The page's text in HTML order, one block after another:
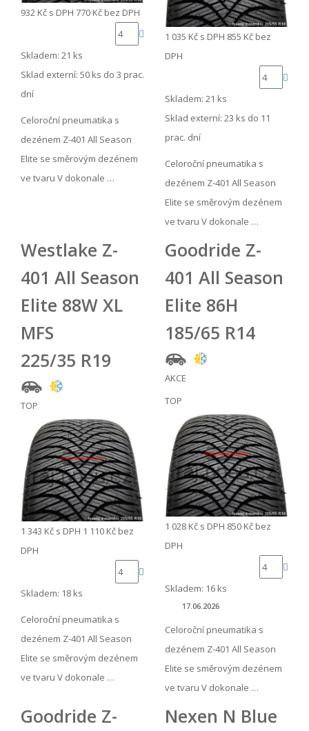
932 Kč s DPH 770 Kč bez DPH
Skladem: 21 ks
Sklad externí: 50 ks do 3 prac.
dní
Celoroční pneumatika s
dezénem Z-401 All Season
Elite se směrovým dezénem
ve tvaru V dokonale …
1 035 Kč s DPH 855 Kč bez
DPH
Skladem: 21 ks
Sklad externí: 23 ks do 11
prac. dní
Celoroční pneumatika s
dezénem Z-401 All Season
Elite se směrovým dezénem
ve tvaru V dokonale …
Westlake Z-
401 All Season
Elite 88W XL
MFS
225/35 R19
TOP
1 343 Kč s DPH 1 110 Kč bez
DPH
Skladem: 18 ks
Celoroční pneumatika s
dezénem Z-401 All Season
Elite se směrovým dezénem
ve tvaru V dokonale …
Goodride Z-
401 All Season
Elite 86H
185/65 R14
AKCE
TOP
1 028 Kč s DPH 850 Kč bez
DPH
Skladem: 16 ks
17.06.2026
Celoroční pneumatika s
dezénem Z-401 All Season
Elite se směrovým dezénem
ve tvaru V dokonale …
Goodride Z-
Nexen N Blue